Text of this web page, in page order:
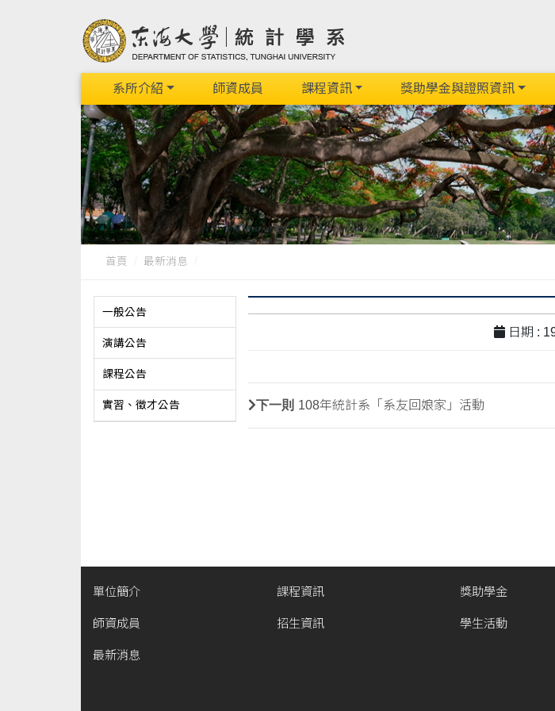
系所介紹 師資成員 課程資訊 獎助學金與證照資訊
首頁 最新消息
一般公告
演講公告
課程公告
實習、徵才公告
日期 :
下一則 108年統計系「系友回娘家」活動
單位簡介
師資成員
最新消息
課程資訊
招生資訊
獎助學金
學生活動